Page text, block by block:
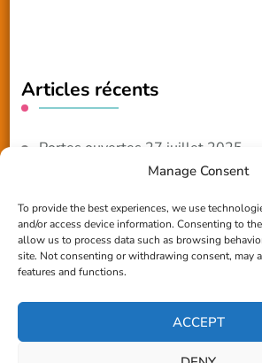
Manage Consent
To provide the best experiences, we use
and/or access device information. Consenting to
allow us to process data such as browsing
site. Not consenting or withdrawing consent, may
features and functions.
ACCEPT
Articles récents
Portes ouvertes 27 juillet 2025
Reportage TV Com
Construction en terre-paille
Chantier Participatif Terre Paille 6/